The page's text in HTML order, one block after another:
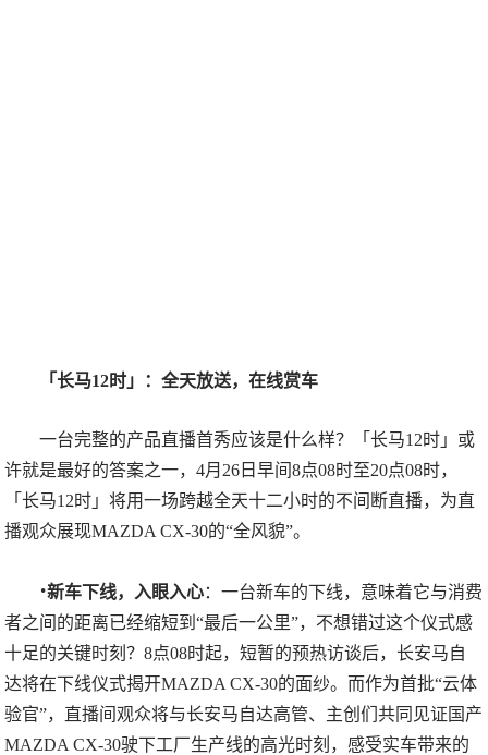
「长马12时」：全天放送，在线赏车
一台完整的产品直播首秀应该是什么样？「长马12时」或
许就是最好的答案之一，4月26日早间8点08时至20点08时，
「长马12时」将用一场跨越全天十二小时的不间断直播，为直
播观众展现MAZDA CX-30的“全风貌”。
·新车下线，入眼入心：一台新车的下线，意味着它与消费
者之间的距离已经缩短到“最后一公里”，不想错过这个仪式感
十足的关键时刻？8点08时起，短暂的预热访谈后，长安马自
达将在下线仪式揭开MAZDA CX-30的面纱。而作为首批“云体
验官”，直播间观众将与长安马自达高管、主创们共同见证国产
MAZDA CX-30驶下工厂生产线的高光时刻，感受实车带来的